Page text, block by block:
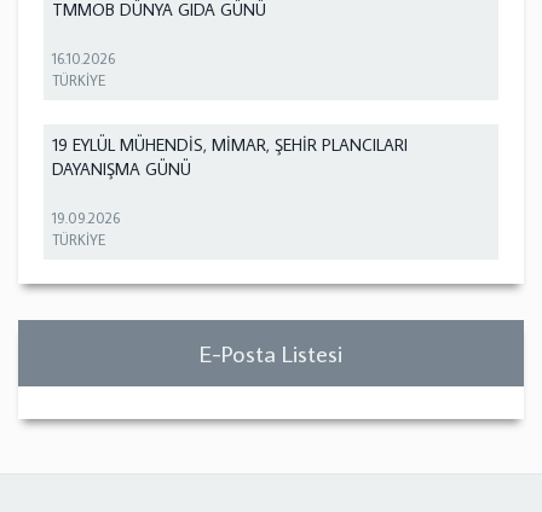
TMMOB DÜNYA GIDA GÜNÜ
16.10.2026
TÜRKİYE
19 EYLÜL MÜHENDİS, MİMAR, ŞEHİR PLANCILARI
DAYANIŞMA GÜNÜ
19.09.2026
TÜRKİYE
E-Posta Listesi